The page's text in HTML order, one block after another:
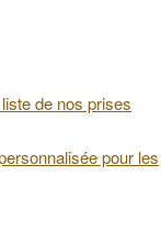
de nos prises
pour les